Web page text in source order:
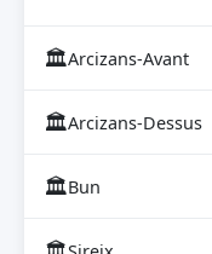
🏛Arcizans-Avant
🏛Arcizans-Dessus
🏛Bun